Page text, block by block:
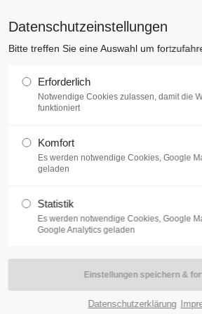
AKTUELLES
und -
Feuerwehrjugend in Laab im
wurde gegrillt. Am
eine Gruppe teilgenommen
ein Staffellauf absolviert werden.
Datenschutzeinstellungen
Bitte treffen Sie eine Auswahl um
Erforderlich
Notwendige Cookies zulassen, damit die
funktioniert
Komfort
Es werden notwendige Cookies, Google
geladen
Statistik
Es werden notwendige Cookies, Google
Google Analytics geladen
Datenschutzerklärung